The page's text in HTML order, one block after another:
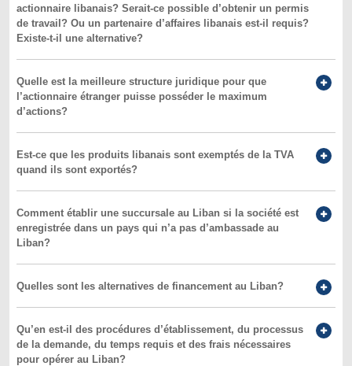
actionnaire libanais? Serait-ce possible d’obtenir un permis
de travail? Ou un partenaire d’affaires libanais est-il requis?
Existe-t-il une alternative?
Quelle est la meilleure structure juridique pour que
l’actionnaire étranger puisse posséder le maximum
d’actions?
Est-ce que les produits libanais sont exemptés de la TVA
quand ils sont exportés?
Comment établir une succursale au Liban si la société est
enregistrée dans un pays qui n’a pas d’ambassade au
Liban?
Quelles sont les alternatives de financement au Liban?
Qu’en est-il des procédures d’établissement, du processus
de la demande, du temps requis et des frais nécessaires
pour opérer au Liban?